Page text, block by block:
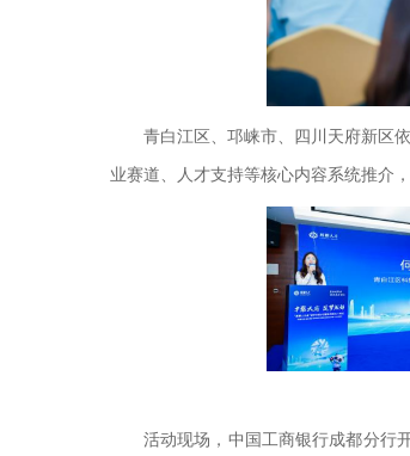
青白江区、邛崃市、四川天府新区
业赛道、人才支持等核心内容系统推介
活动现场，中国工商银行成都分行